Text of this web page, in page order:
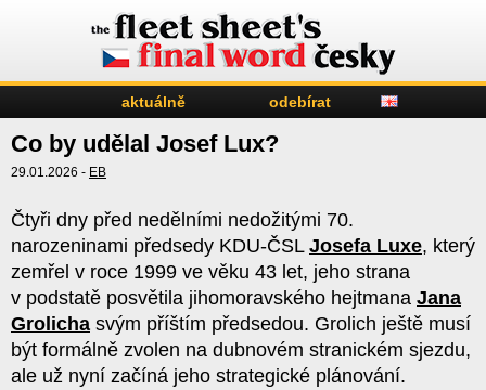
aktuálně odebírat
Co by udělal Josef Lux?
29.01.2026 - EB
Čtyři dny před nedělními nedožitými 70.
narozeninami předsedy KDU-ČSL Josefa Luxe, který
zemřel v roce 1999 ve věku 43 let, jeho strana
v podstatě posvětila jihomoravského hejtmana Jana
Grolicha svým příštím předsedou. Grolich ještě musí
být formálně zvolen na dubnovém stranickém sjezdu,
ale už nyní začíná jeho strategické plánování.